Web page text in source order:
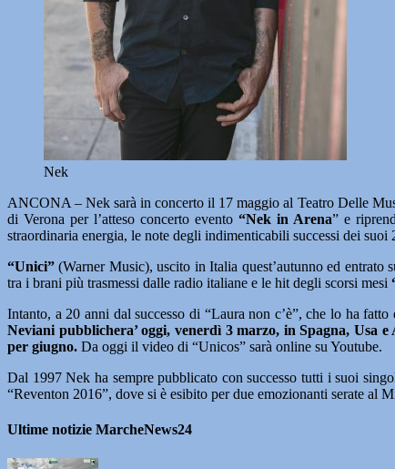
Nek
ANCONA – Nek sarà in concerto il 17 maggio al Teatro Delle
di Verona per l’atteso concerto evento “Nek in Arena” e
straordinaria energia, le note degli indimenticabili successi dei
“Unici”(Warner Music), uscito in Italia quest’autunno ed
tra i brani più trasmessi dalle radio italiane e le hit degli scorsi mesi
Intanto, a 20 anni dal successo di “Laura non c’è”, che lo ha
Neviani pubblichera’ oggi, venerdì 3 marzo, in Spagna, Usa
per giugno. Da oggi il video di “Unicos” sarà online su Youtube.
Dal 1997 Nek ha sempre pubblicato con successo tutti i suoi
“Reventon 2016”, dove si è esibito per due emozionanti serate al
Ultime notizie MarcheNews24